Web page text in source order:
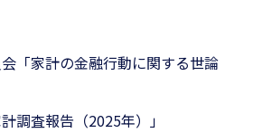
「家計の金融行動に関する世論
調査報告（2025年）」